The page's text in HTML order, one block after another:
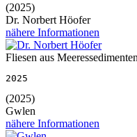
(2025)
Dr. Norbert Höofer
nähere Informationen
Fliesen aus Meeressedimenten
2025
(2025)
Gwlen
nähere Informationen